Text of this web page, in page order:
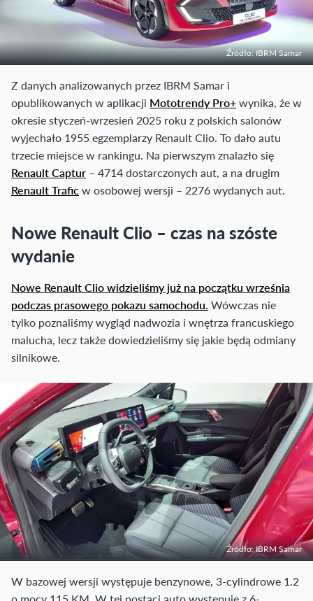
Źródło: IBRM Samar
Z danych analizowanych przez IBRM Samar i
opublikowanych w aplikacji Mototrendy Pro+wynika, że w
okresie styczeń-wrzesień 2025 roku z polskich salonów
wyjechało 1955 egzemplarzy Renault Clio. To dało autu
trzecie miejsce w rankingu. Na pierwszym znalazło się
Renault Captur – 4714 dostarczonych aut, a na drugim
Renault Trafic w osobowej wersji – 2276 wydanych aut.
Nowe Renault Clio – czas na szóste
wydanie
Nowe Renault Clio widzieliśmy już na początku września
podczas prasowego pokazu samochodu. Wówczas nie
tylko poznaliśmy wygląd nadwozia i wnętrza francuskiego
malucha, lecz także dowiedzieliśmy się jakie będą odmiany
silnikowe.
Źródło: IBRM Samar
W bazowej wersji występuje benzynowe, 3-cylindrowe 1.2